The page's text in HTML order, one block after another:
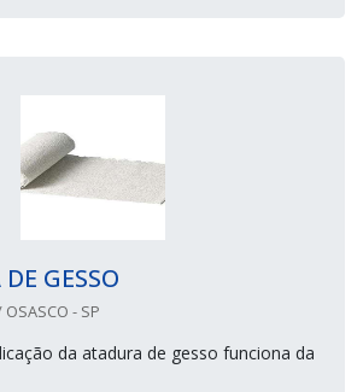
GESSO
OSASCO - SP
da atadura de gesso funciona da